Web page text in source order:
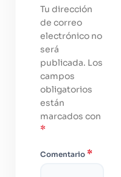
Tu dirección
de correo
electrónico no
será
publicada. Los
campos
obligatorios
están
marcados con
*
Comentario *